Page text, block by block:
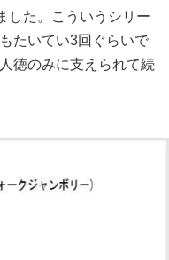
した。こういうシリー
たいてい3回ぐらいで
徳のみに支えられて続